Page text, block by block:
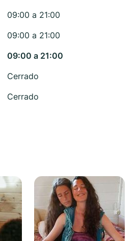
09:00 a 21:00
09:00 a 21:00
09:00 a 21:00
Cerrado
Cerrado